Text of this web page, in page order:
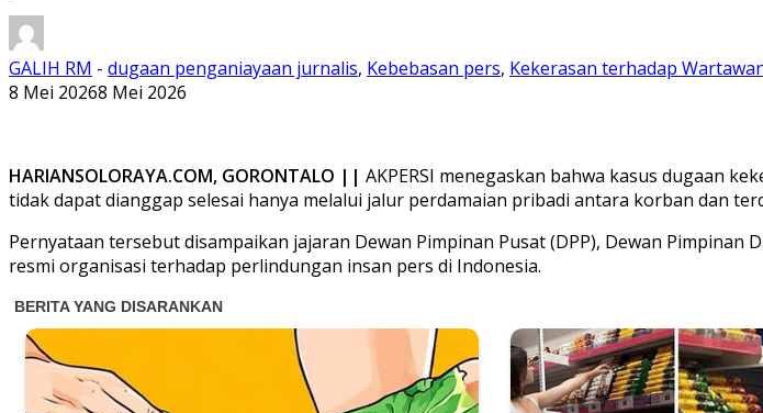
GALIH RM - dugaan penganiayaan jurnalis, Kebebasan pers, Kekerasan terhadap
8 Mei 20268 Mei 2026
HARIANSOLORAYA.COM, GORONTALO || AKPERSI menegaskan bahwa kasus dugaan
tidak dapat dianggap selesai hanya melalui jalur perdamaian pribadi antara korban dan
Pernyataan tersebut disampaikan jajaran Dewan Pimpinan Pusat (DPP), Dewan Pimpinan
resmi organisasi terhadap perlindungan insan pers di Indonesia.